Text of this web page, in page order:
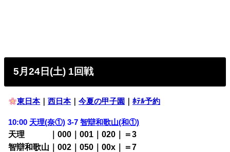
5月24日(土) 1回戦
東日本｜西日本｜今夏の甲子園 ｜ﾎﾃﾙ予約
10:00 天理(奈①) 3-7智辯和歌山(和①)
天理 ｜000｜001｜020｜＝3
智辯和歌山｜002｜050｜00x｜＝7